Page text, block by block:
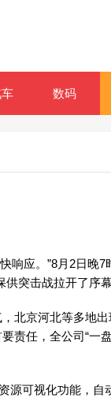
数码
应。”8月2日晚7
突击战拉开了序幕
北京河北等多地
责任，全公司“一
可视化功能，自